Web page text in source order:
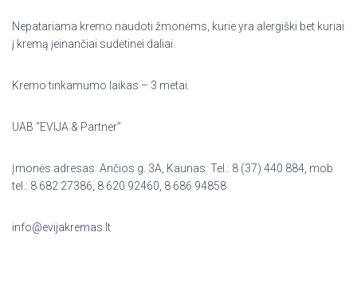
Nepatariama kremo naudoti žmonėms, kurie yra alergiški bet kuriai
į kremą įeinančiai sudėtinei daliai.
Kremo tinkamumo laikas – 3 metai.
UAB “EVIJA & Partner”
Įmonės adresas: Ančios g. 3A, Kaunas. Tel.: 8 (37) 440 884, mob
tel.: 8 682 27386, 8 620 92460, 8 686 94858
info@evijakremas.lt